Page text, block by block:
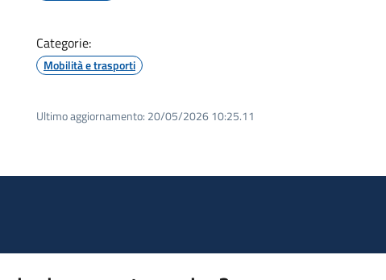
Categorie:
Mobilità e trasporti
Ultimo aggiornamento: 20/05/2026 10:25.11